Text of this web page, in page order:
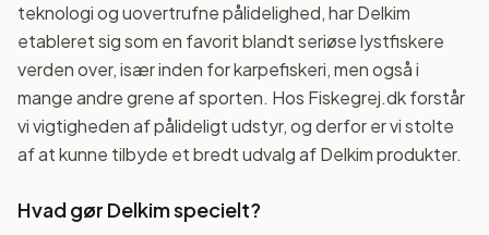
teknologi og uovertrufne pålidelighed, har Delkim
etableret sig som en favorit blandt seriøse lystfiskere
verden over, især inden for karpefiskeri, men også i
mange andre grene af sporten. Hos Fiskegrej.dk forstår
vi vigtigheden af pålideligt udstyr, og derfor er vi stolte
af at kunne tilbyde et bredt udvalg af Delkim produkter.
Hvad gør Delkim specielt?